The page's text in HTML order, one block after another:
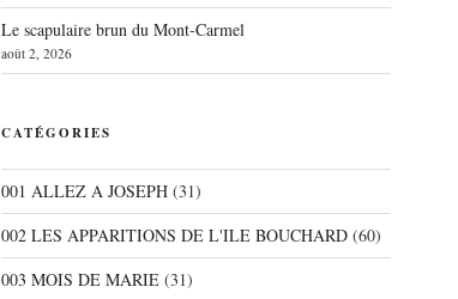
Le scapulaire brun du Mont-Carmel
août 2, 2026
CATÉGORIES
001 ALLEZ A JOSEPH(31)
002 LES APPARITIONS DE L'ILE BOUCHARD(60)
003 MOIS DE MARIE(31)